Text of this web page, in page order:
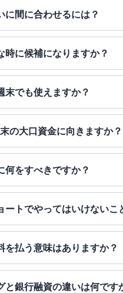
に間に合わせるには？
時に候補になりますか？
末でも使えますか？
の大口資金に向きますか？
何をすべきですか？
ートでやってはいけないこ
を払う意味はありますか？
と銀行融資の違いは何です